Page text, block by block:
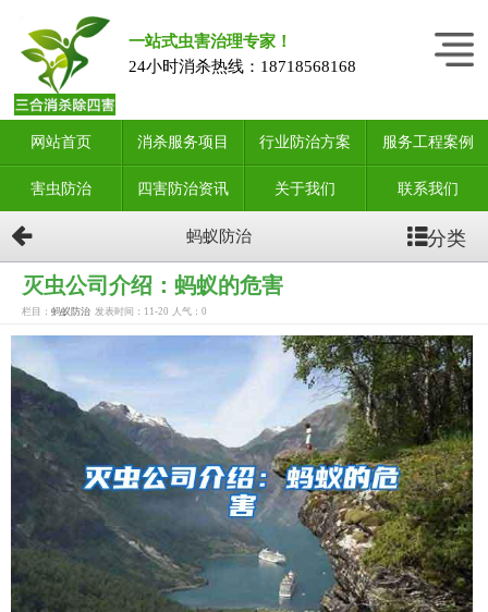
一站式虫害治理专家！
24小时消杀热线： 18718568168
网站首页 消杀服务项目 行业防治方案 服务工程案例
害虫防治 四害防治资讯 关于我们 联系我们
蚂蚁防治 分类
灭虫公司介绍：蚂蚁的危害
栏目： 蚂蚁防治 发表时间：11-20 人气： 0